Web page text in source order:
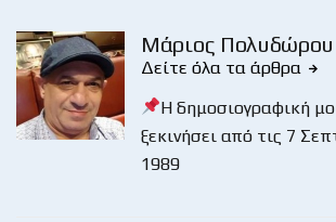
Μάριος Πολυδώρου
Δείτε όλα τα άρθρα
Η δημοσιογραφική
ξεκινήσει από τις 7
1989